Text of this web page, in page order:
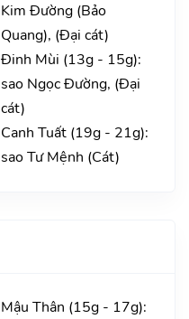
Kim Đường (Bảo
Quang), (Đại cát)
Đinh Mùi (13g - 15g):
sao Ngọc Đường, (Đại
cát)
Canh Tuất (19g - 21g):
sao Tư Mệnh (Cát)
Mậu Thân (15g - 17g):